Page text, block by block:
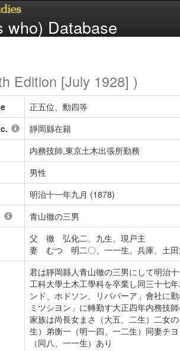
who) Database
Edition [July 1928] )
正五位、勳四等
靜岡縣在籍
内務技師,東京土木出張所勤務
男性
明治十一年九月 (1878)
青山徹の三男
父 徹 弘化二、九生、現戸主
妻 むつ 明二〇、一一生、兵庫、土田
君は靜岡縣人青山徹の三男にして明治
工科大學土木工學科を卒業し同三十七
ンド、ホドソン、リバパーア」會社に
ミツシヨン」に轉勤す大正四年内務技
家族は尚長女まさ（大五、二生）二女
生）弟衡一（明一四、一二生）同妻チ
（同八、一一生）あり